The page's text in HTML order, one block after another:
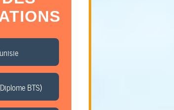
BTS)